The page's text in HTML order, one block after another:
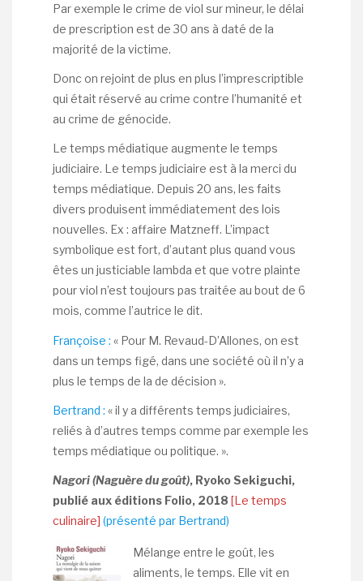
Par exemple le crime de viol sur mineur, le délai
de prescription est de 30 ans à daté de la
majorité de la victime.
Donc on rejoint de plus en plus l’imprescriptible
qui était réservé au crime contre l’humanité et
au crime de génocide.
Le temps médiatique augmente le temps
judiciaire. Le temps judiciaire est à la merci du
temps médiatique. Depuis 20 ans, les faits
divers produisent immédiatement des lois
nouvelles. Ex : affaire Matzneff. L’impact
symbolique est fort, d’autant plus quand vous
êtes un justiciable lambda et que votre plainte
pour viol n’est toujours pas traitée au bout de 6
mois, comme l’autrice le dit.
Françoise : « Pour M. Revaud-D’Allones, on est
dans un temps figé, dans une société où il n’y a
plus le temps de la de décision ».
Bertrand : « il y a différents temps judiciaires,
reliés à d’autres temps comme par exemple les
temps médiatique ou politique. ».
Nagori (Naguère du goût), Ryoko Sekiguchi,
publié aux éditions Folio, 2018 [Le temps
culinaire] (présenté par Bertrand)
Mélange entre le goût, les
aliments, le temps. Elle vit en